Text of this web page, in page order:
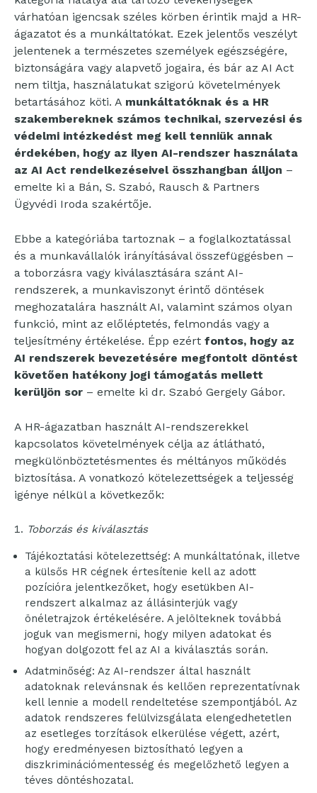
várhatóan igencsak széles körben érintik majd a HR-
ágazatot és a munkáltatókat. Ezek jelentős veszélyt
jelentenek a természetes személyek egészségére,
biztonságára vagy alapvető jogaira, és bár az AI Act
nem tiltja, használatukat szigorú követelmények
betartásához köti. A munkáltatóknak és a HR
szakembereknek számos technikai, szervezési és
védelmi intézkedést meg kell tenniük annak
érdekében, hogy az ilyen AI-rendszer használata
az AI Act rendelkezéseivel összhangban álljon –
emelte ki a Bán, S. Szabó, Rausch & Partners
Ügyvédi Iroda szakértője.
Ebbe a kategóriába tartoznak – a foglalkoztatással
és a munkavállalók irányításával összefüggésben –
a toborzásra vagy kiválasztására szánt AI-
rendszerek, a munkaviszonyt érintő döntések
meghozatalára használt AI, valamint számos olyan
funkció, mint az előléptetés, felmondás vagy a
teljesítmény értékelése. Épp ezért fontos, hogy az
AI rendszerek bevezetésére megfontolt döntést
követően hatékony jogi támogatás mellett
kerüljön sor – emelte ki dr. Szabó Gergely Gábor.
A HR-ágazatban használt AI-rendszerekkel
kapcsolatos követelmények célja az átlátható,
megkülönböztetésmentes és méltányos működés
biztosítása. A vonatkozó kötelezettségek a teljesség
igénye nélkül a következők:
Toborzás és kiválasztás
Tájékoztatási kötelezettség: A munkáltatónak, illetve
a külsős HR cégnek értesítenie kell az adott
pozícióra jelentkezőket, hogy esetükben AI-
rendszert alkalmaz az állásinterjúk vagy
önéletrajzok értékelésére. A jelölteknek továbbá
joguk van megismerni, hogy milyen adatokat és
hogyan dolgozott fel az AI a kiválasztás során.
Adatminőség: Az AI-rendszer által használt
adatoknak relevánsnak és kellően reprezentatívnak
kell lennie a modell rendeltetése szempontjából. Az
adatok rendszeres felülvizsgálata elengedhetetlen
az esetleges torzítások elkerülése végett, azért,
hogy eredményesen biztosítható legyen a
diszkriminációmentesség és megelőzhető legyen a
téves döntéshozatal.